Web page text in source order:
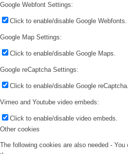
Google Webfont Settings:
Click to enable/disable Google Webfonts.
Google Map Settings:
Click to enable/disable Google Maps.
Google reCaptcha Settings:
Click to enable/disable Google reCaptcha.
Vimeo and Youtube video embeds:
Click to enable/disable video embeds.
Other cookies
The following cookies are also needed -